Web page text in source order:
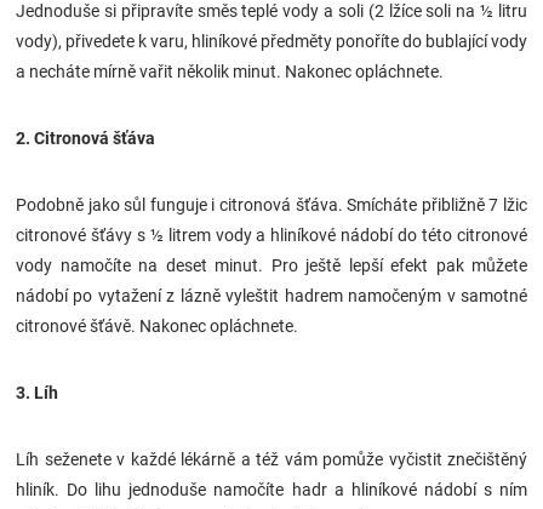
Jednoduše si připravíte směs teplé vody a soli (2 lžíce soli na ½ litru
vody), přivedete k varu, hliníkové předměty ponoříte do bublající vody
a necháte mírně vařit několik minut. Nakonec opláchnete.
2. Citronová šťáva
Podobně jako sůl funguje i citronová šťáva. Smícháte přibližně 7 lžic
citronové šťávy s ½ litrem vody a hliníkové nádobí do této citronové
vody namočíte na deset minut. Pro ještě lepší efekt pak můžete
nádobí po vytažení z lázně vyleštit hadrem namočeným v samotné
citronové šťávě. Nakonec opláchnete.
3. Líh
Líh seženete v každé lékárně a též vám pomůže vyčistit znečištěný
hliník. Do lihu jednoduše namočíte hadr a hliníkové nádobí s ním